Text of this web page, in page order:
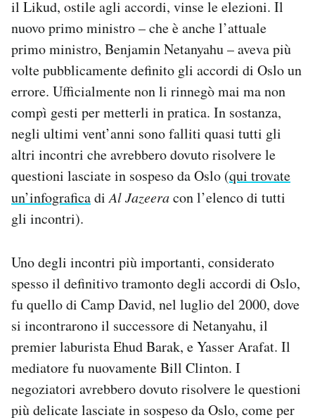
il Likud, ostile agli accordi, vinse le elezioni. Il
nuovo primo ministro – che è anche l’attuale
primo ministro, Benjamin Netanyahu – aveva più
volte pubblicamente definito gli accordi di Oslo un
errore. Ufficialmente non li rinnegò mai ma non
compì gesti per metterli in pratica. In sostanza,
negli ultimi vent’anni sono falliti quasi tutti gli
altri incontri che avrebbero dovuto risolvere le
questioni lasciate in sospeso da Oslo (qui trovate
un’infograficadiAl Jazeeracon l’elenco di tutti
gli incontri).
Uno degli incontri più importanti, considerato
spesso il definitivo tramonto degli accordi di Oslo,
fu quello di Camp David, nel luglio del 2000, dove
si incontrarono il successore di Netanyahu, il
premier laburista Ehud Barak, e Yasser Arafat. Il
mediatore fu nuovamente Bill Clinton. I
negoziatori avrebbero dovuto risolvere le questioni
più delicate lasciate in sospeso da Oslo, come per